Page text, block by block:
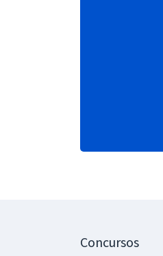
Concursos